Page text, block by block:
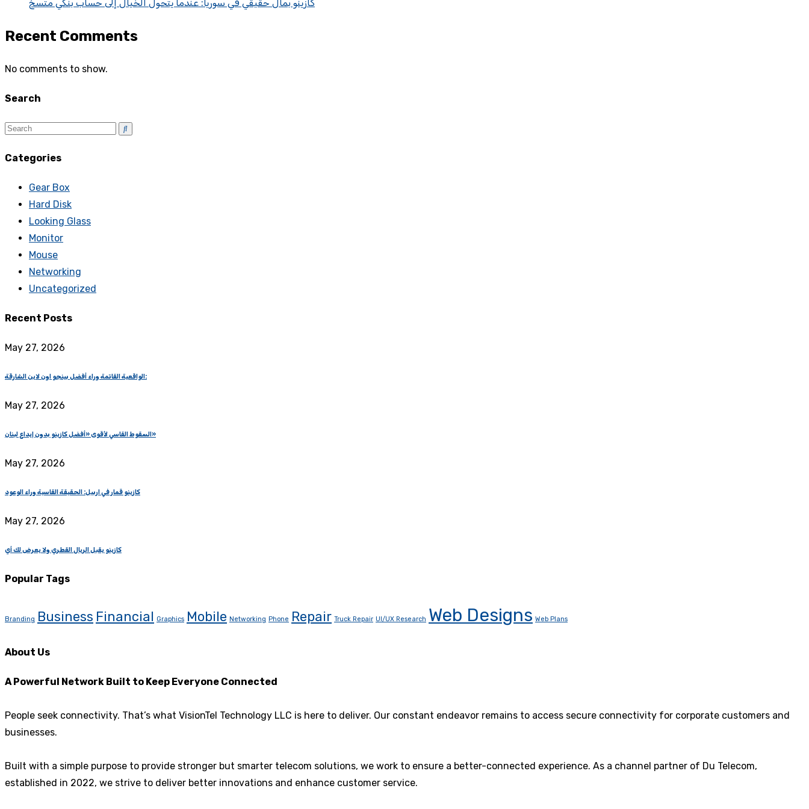
كازينو بمال حقيقي في سوريا: عندما يتحول الخيال إلى حساب بنكي متسخ
Recent Comments
No comments to show.
Search
Categories
Gear Box
Hard Disk
Looking Glass
Monitor
Mouse
Networking
Uncategorized
Recent Posts
May 27, 2026
الواقعية القاتمة وراء أفضل بينجو اون لاين الشارقة:
May 27, 2026
السقوط القاسي لأقوى «أفضل كازينو بدون إيداع لبنان»
May 27, 2026
كازينو قمار في اربيل: الحقيقة القاسية وراء الوعود
May 27, 2026
كازينو يقبل الريال القطري ولا يعرض لك أي
Popular Tags
Branding Business Financial Graphics Mobile Networking Phone Repair Truck Repair UI/UX Research Web Designs Web Plans
About Us
A Powerful Network Built to Keep Everyone Connected
People seek connectivity. That’s what VisionTel Technology LLC is here to deliver. Our constant endeavor remains to access secure connectivity for corporate customers and
businesses.
Built with a simple purpose to provide stronger but smarter telecom solutions, we work to ensure a better-connected experience. As a channel partner of Du Telecom,
established in 2022, we strive to deliver better innovations and enhance customer service.